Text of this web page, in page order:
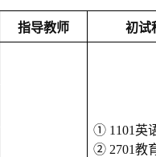
指导教师 初试
① 1101英
② 2701教